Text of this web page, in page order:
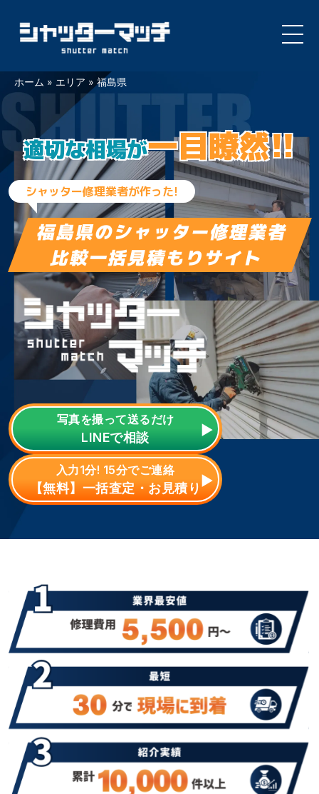
Skip
to
content
ホーム » エリア » 福島県
適切な相場が一目瞭然!!
シャッター修理業者が作った!
福島県のシャッター修理業者
比較一括見積もりサイト
写真を撮って送るだけ
LINEで相談
入力1分! 15分でご連絡
【無料】一括査定・お見積り